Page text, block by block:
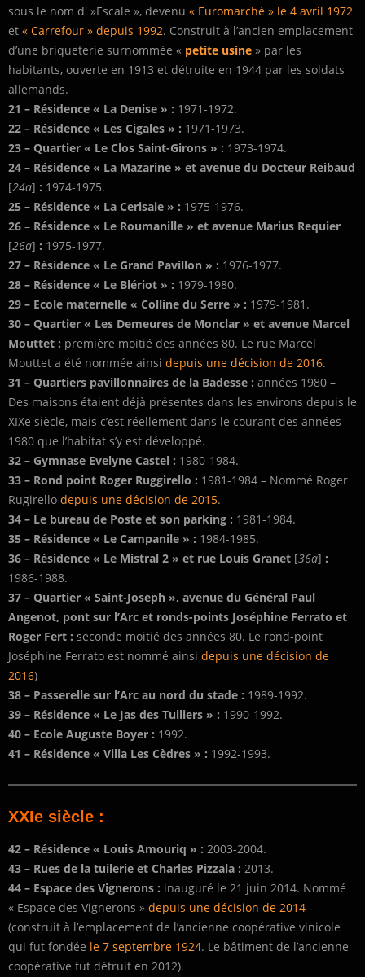
sous le nom d' »Escale », devenu « Euromarché » le 4 avril 1972
et « Carrefour » depuis 1992. Construit à l’ancien emplacement
d’une briqueterie surnommée « petite usine » par les
habitants, ouverte en 1913 et détruite en 1944 par les soldats
allemands.
21 – Résidence « La Denise » : 1971-1972.
22 – Résidence « Les Cigales » : 1971-1973.
23 – Quartier « Le Clos Saint-Girons » : 1973-1974.
24 – Résidence « La Mazarine » et avenue du Docteur Reibaud
[24a] : 1974-1975.
25 – Résidence « La Cerisaie » : 1975-1976.
26 – Résidence « Le Roumanille » et avenue Marius Requier
[26a] : 1975-1977.
27 – Résidence « Le Grand Pavillon » : 1976-1977.
28 – Résidence « Le Blériot » : 1979-1980.
29 – Ecole maternelle « Colline du Serre » : 1979-1981.
30 – Quartier « Les Demeures de Monclar » et avenue Marcel
Mouttet : première moitié des années 80. Le rue Marcel
Mouttet a été nommée ainsi depuis une décision de 2016.
31 – Quartiers pavillonnaires de la Badesse : années 1980 –
Des maisons étaient déjà présentes dans les environs depuis le
XIXe siècle, mais c’est réellement dans le courant des années
1980 que l’habitat s’y est développé.
32 – Gymnase Evelyne Castel : 1980-1984.
33 – Rond point Roger Ruggirello : 1981-1984 – Nommé Roger
Rugirello depuis une décision de 2015.
34 – Le bureau de Poste et son parking : 1981-1984.
35 – Résidence « Le Campanile » : 1984-1985.
36 – Résidence « Le Mistral 2 » et rue Louis Granet [36a] :
1986-1988.
37 – Quartier « Saint-Joseph », avenue du Général Paul
Angenot, pont sur l’Arc et ronds-points Joséphine Ferrato et
Roger Fert : seconde moitié des années 80. Le rond-point
Joséphine Ferrato est nommé ainsi depuis une décision de
2016)
38 – Passerelle sur l’Arc au nord du stade : 1989-1992.
39 – Résidence « Le Jas des Tuiliers » : 1990-1992.
40 – Ecole Auguste Boyer : 1992.
41 – Résidence « Villa Les Cèdres » : 1992-1993.
XXIe siècle :
42 – Résidence « Louis Amouriq » : 2003-2004.
43 – Rues de la tuilerie et Charles Pizzala : 2013.
44 – Espace des Vignerons : inauguré le 21 juin 2014. Nommé
« Espace des Vignerons » depuis une décision de 2014 –
(construit à l’emplacement de l’ancienne coopérative vinicole
qui fut fondée le 7 septembre 1924. Le bâtiment de l’ancienne
coopérative fut détruit en 2012).